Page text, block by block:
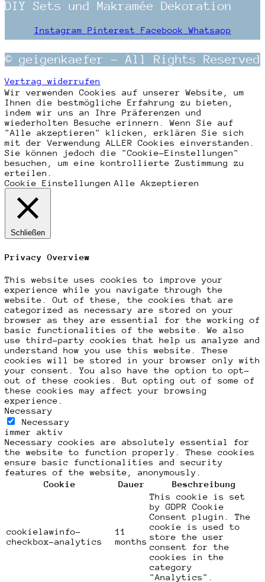
DIY Sets und Makramée Dekoration
Instagram Pinterest Facebook Whatsapp
© geigenkaefer – All Rights Reserved
Vertrag widerrufen
Wir verwenden Cookies auf unserer Website, um
Ihnen die bestmögliche Erfahrung zu bieten,
indem wir uns an Ihre Präferenzen und
wiederholten Besuche erinnern. Wenn Sie auf
"Alle akzeptieren" klicken, erklären Sie sich
mit der Verwendung ALLER Cookies einverstanden.
Sie können jedoch die "Cookie-Einstellungen"
besuchen, um eine kontrollierte Zustimmung zu
erteilen.
Cookie Einstellungen Alle Akzeptieren
Schließen
Privacy Overview
This website uses cookies to improve your
experience while you navigate through the
website. Out of these, the cookies that are
categorized as necessary are stored on your
browser as they are essential for the working of
basic functionalities of the website. We also
use third-party cookies that help us analyze and
understand how you use this website. These
cookies will be stored in your browser only with
your consent. You also have the option to opt-
out of these cookies. But opting out of some of
these cookies may affect your browsing
experience.
Necessary
Necessary
immer aktiv
Necessary cookies are absolutely essential for
the website to function properly. These cookies
ensure basic functionalities and security
features of the website, anonymously.
Cookie
Dauer Beschreibung
cookielawinfo-
checkbox-analytics
11
months
This cookie is set
by GDPR Cookie
Consent plugin. The
cookie is used to
store the user
consent for the
cookies in the
category
"Analytics".